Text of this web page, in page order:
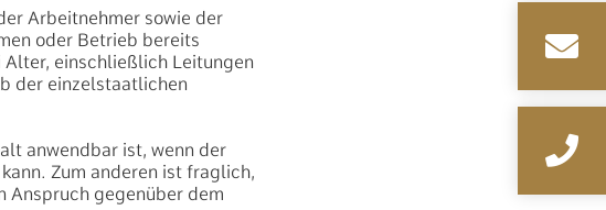
Arbeitnehmer sowie der
oder Betrieb bereits
einschließlich Leitungen
der einzelstaatlichen
anwendbar ist, wenn der
Zum anderen ist fraglich,
Anspruch gegenüber dem